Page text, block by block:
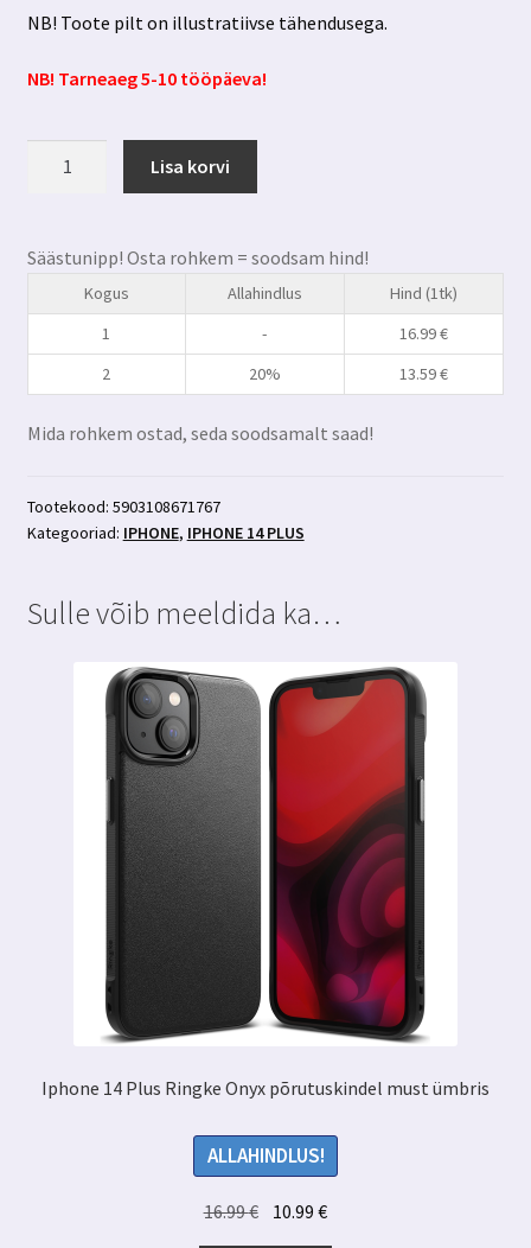
NB! Toote pilt on illustratiivse tähendusega.
NB! Tarneaeg 5-10 tööpäeva!
kaitseklaas
Hardglass
Max
Privacy+aplikaator
Lisa korvi
Säästunipp! Osta rohkem = soodsam hind!
Kogus Allahindlus
Hind (1tk)
1
- 16.99€
2
20% 13.59€
Mida rohkem ostad, seda soodsamalt saad!
Tootekood: 5903108671767
Kategooriad: IPHONE, IPHONE 14 PLUS
Sulle võib meeldida ka…
Iphone 14 Plus Ringke Onyx põrutuskindel must ümbris
ALLAHINDLUS!
16.99€ Algne
10.99€Praegune